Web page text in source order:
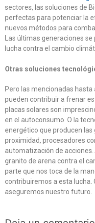
sectores, las soluciones de
perfectas para potenciar la
nuevos métodos para
Las últimas generaciones
lucha contra el cambio
Otras soluciones
Pero las mencionadas
pueden contribuir a frenar
placas solares son
en el autoconsumo. O la
energético que producen
proximidad, procesadores
automatización de
granito de arena contra el
parte que nos toca de la
contribuiremos a esta
aseguremos nuestro futuro.